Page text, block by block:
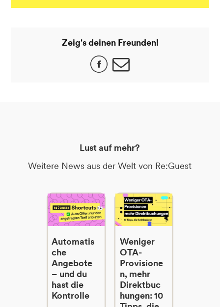
Zeig's deinen Freunden!
Lust auf mehr?
Weitere News aus der Welt von Re:Guest
Automatis
che
Angebote
– und du
hast die
Kontrolle
Weniger
OTA-
Provisione
n, mehr
Direktbuc
hungen: 10